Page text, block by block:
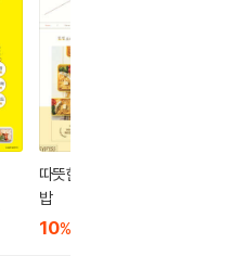
따뜻한 여사의 월간 집
밥
10%